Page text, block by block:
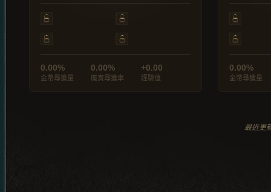
0.00%
金幣尋獲量
0.00%
魔寶尋獲率
+0.00
經驗值
0.00%
金幣尋獲量
最近更